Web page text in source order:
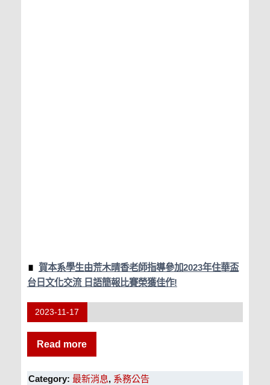
賀本系學生由荒木晴香老師指導參加2023年住華盃
台日文化交流 日語簡報比賽榮獲佳作!
2023-11-17
Read more
Category: 最新消息, 系務公告